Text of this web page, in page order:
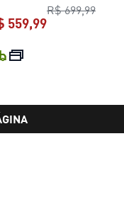
349,99
R$ 699,99
559,99